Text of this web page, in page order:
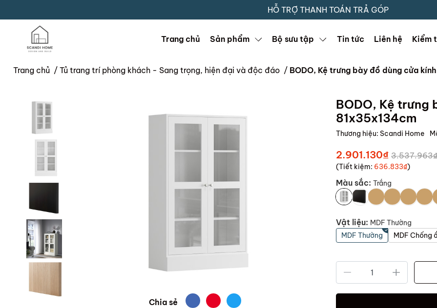
HỖ TRỢ THANH TOÁN TRẢ GÓP
Trang chủ Sản phẩm Bộ sưu tập Tin tức Liên hệ Kiểm
Trang chủ / Tủ trang trí phòng khách - Sang trọng, hiện đại và độc đáo / BODO, Kệ trưng bày đồ dùng cửa
Chia sẻ
BODO, Kệ trưng
81x35x134cm
Thương hiệu: Scandi Home
2.901.130₫ 3.537.963₫
(Tiết kiệm: 636.833₫)
Màu sắc: Trắng
Vật liệu: MDF Thường
MDF Thường
MDF Chống